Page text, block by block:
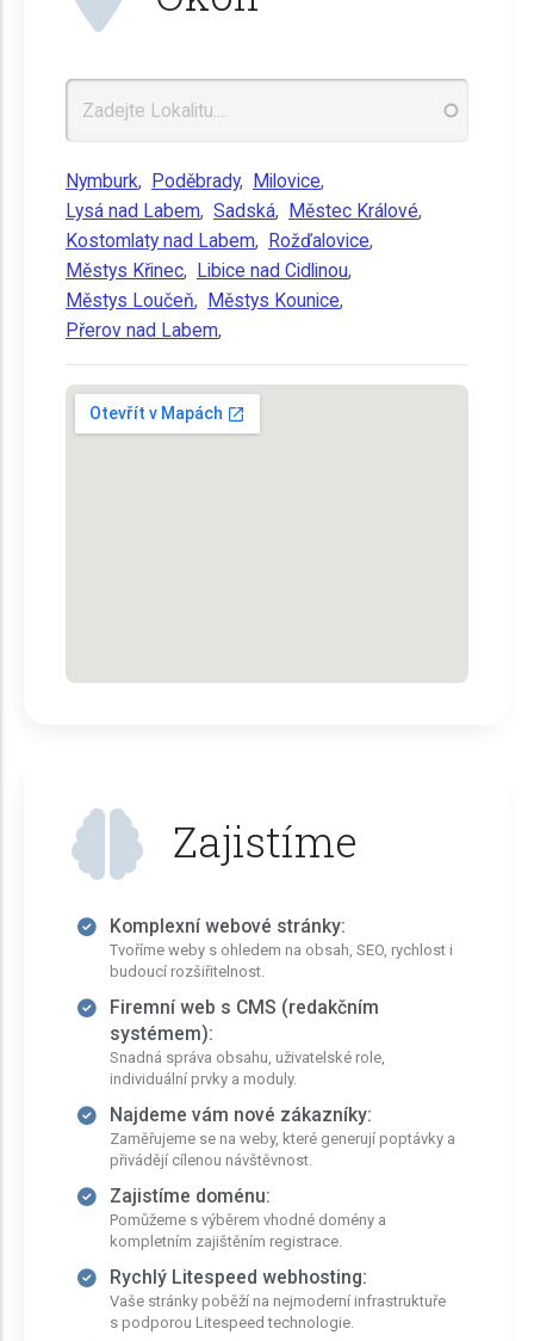
Nymburk, Poděbrady, Milovice,
Lysá nad Labem, Sadská, Městec Králové,
Kostomlaty nad Labem, Rožďalovice,
Městys Křinec, Libice nad Cidlinou,
Městys Loučeň, Městys Kounice,
Přerov nad Labem,
Zajistíme
Komplexní webové stránky:
Tvoříme weby s ohledem na obsah, SEO, rychlost i
budoucí rozšiřitelnost.
Firemní web s CMS (redakčním
systémem):
Snadná správa obsahu, uživatelské role,
individuální prvky a moduly.
Najdeme vám nové zákazníky:
Zaměřujeme se na weby, které generují poptávky a
přivádějí cílenou návštěvnost.
Zajistíme doménu:
Pomůžeme s výběrem vhodné domény a
kompletním zajištěním registrace.
Rychlý Litespeed webhosting:
Vaše stránky poběží na nejmoderní infrastruktuře
s podporou Litespeed technologie.